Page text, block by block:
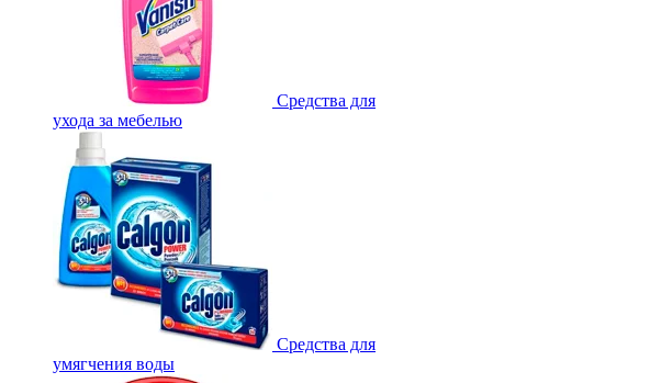
Средства для
ухода за мебелью
Средства для
умягчения воды